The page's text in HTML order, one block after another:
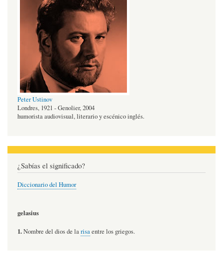
Peter Ustinov
Londres, 1921 - Genolier, 2004
humorista audiovisual, literario y escénico inglés.
¿Sabías el significado?
Diccionario del Humor
gelasius
1.Nombre del dios de larisaentre los griegos.